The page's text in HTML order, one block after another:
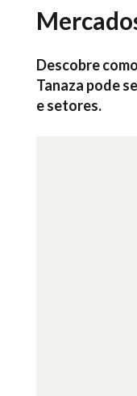
Descobre
Tanaza pode
e setores.